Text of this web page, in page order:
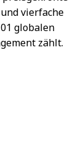
vierfache
globalen
zählt.